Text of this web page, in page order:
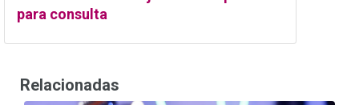
para consulta
Relacionadas